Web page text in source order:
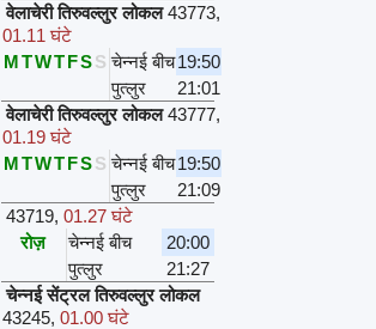
वेलाचेरी तिरुवल्लुर लोकल 43773,
01.11 घंटे
MTWTFSS चेन्नई बीच19:50
पुत्लुर
21:01
वेलाचेरी तिरुवल्लुर लोकल 43777,
01.19 घंटे
MTWTFSS चेन्नई बीच19:50
पुत्लुर
21:09
43719, 01.27 घंटे
रोज़
चेन्नई बीच
20:00
पुत्लुर
21:27
चेन्नई सेंट्रल तिरुवल्लुर लोकल
43245, 01.00 घंटे